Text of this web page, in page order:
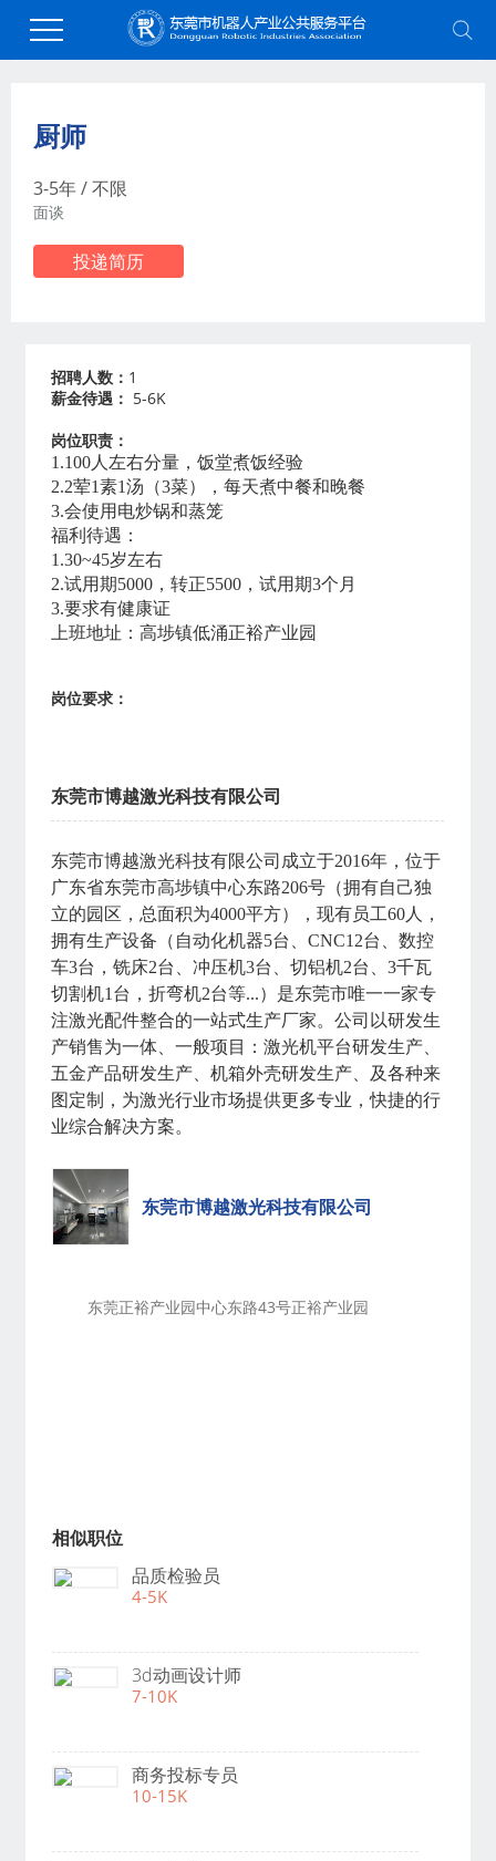
当前位置： >人才招聘>职能类
厨师
3-5年 / 不限
面谈
投递简历
招聘人数： 1
薪金待遇： 5-6K
岗位职责：
1.100人左右分量，饭堂煮饭经验
2.2荤1素1汤（3菜），每天煮中餐和晚餐
3.会使用电炒锅和蒸笼
福利待遇：
1.30~45岁左右
2.试用期5000，转正5500，试用期3个月
3.要求有健康证
上班地址：高埗镇低涌正裕产业园
岗位要求：
东莞市博越激光科技有限公司
东莞市博越激光科技有限公司成立于2016年，位于
广东省东莞市高埗镇中心东路206号（拥有自己独
立的园区，总面积为4000平方），现有员工60人，
拥有生产设备（自动化机器5台、CNC12台、数控
车3台，铣床2台、冲压机3台、切铝机2台、3千瓦
切割机1台，折弯机2台等...）是东莞市唯一一家专
注激光配件整合的一站式生产厂家。公司以研发生
产销售为一体、一般项目：激光机平台研发生产、
五金产品研发生产、机箱外壳研发生产、及各种来
图定制，为激光行业市场提供更多专业，快捷的行
业综合解决方案。
东莞市博越激光科技有限公司
东莞正裕产业园中心东路43号正裕产业园
相似职位
品质检验员
4-5K
3d动画设计师
7-10K
商务投标专员
10-15K